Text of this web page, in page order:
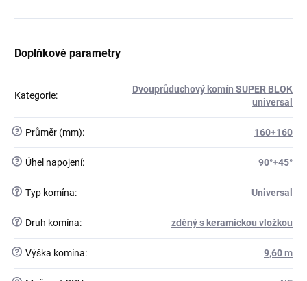
Doplňkové parametry
Kategorie:
Dvouprůduchový komín SUPER BLOK
universal
? Průměr (mm): 160+160
? Úhel napojení: 90°+45°
? Typ komína: Universal
? Druh komína: zděný s keramickou vložkou
? Výška komína: 9,60 m